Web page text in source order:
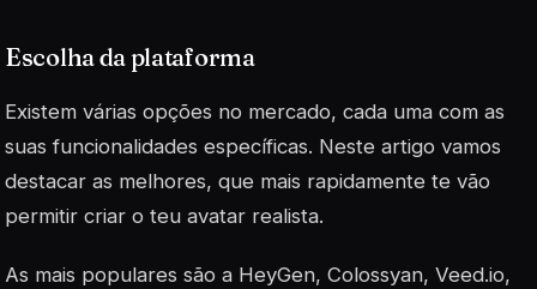
Escolha da plataforma
Existem várias opções no mercado, cada uma com as
suas funcionalidades específicas. Neste artigo vamos
destacar as melhores, que mais rapidamente te vão
permitir criar o teu avatar realista.
As mais populares são a HeyGen, Colossyan, Veed.io,